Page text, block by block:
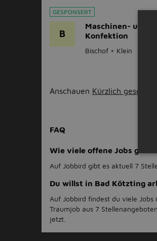
GESPONSERT
B
Maschinen- und
Konfektion
Bischof + Klein
Anschauen Kürzlich
FAQ
Wie viele offene Jobs gibt
Auf Jobbird gibt es aktuell 7
Du willst in Bad Kötzting
Auf Jobbird findest du viele
Traumjob aus 7
jetzt.